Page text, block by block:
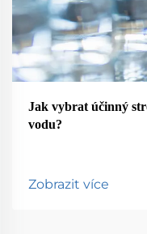
Jak vybrat účinný
vodu?
Zobrazit více